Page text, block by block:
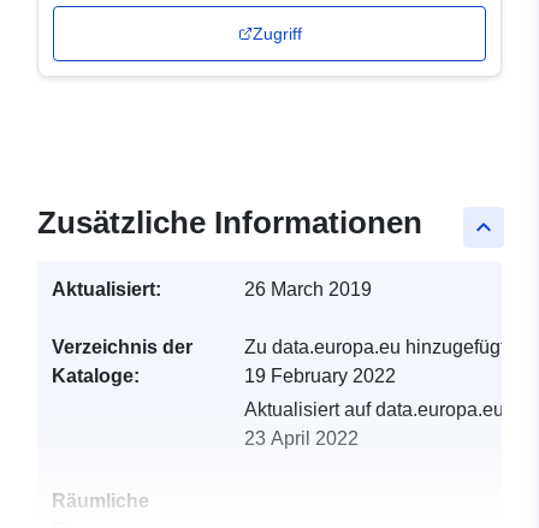
Zugriff
keyboard_arrow_up
Zusätzliche Informationen
Aktualisiert: 26 March 2019
Verzeichnis der
Kataloge:
Zu data.europa.eu hinzugefügt:
19 February 2022
Aktualisiert auf data.europa.eu:
23 April 2022
Räumliche